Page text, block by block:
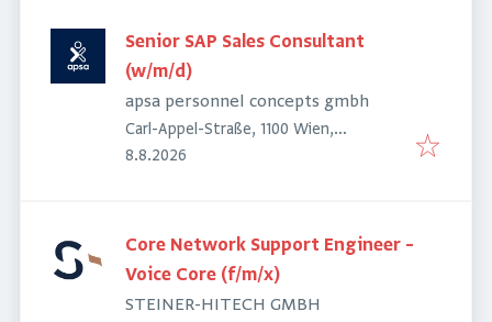
Senior SAP Sales Consultant
(w/m/d)
apsa personnel concepts gmbh
Carl-Appel-Straße, 1100 Wien,
Österreich
Veröffentlicht
8.8.2026
Core Network Support Engineer –
Voice Core (f/m/x)
STEINER-HITECH GMBH